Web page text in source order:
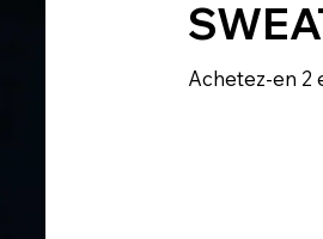
Achetez-en 2